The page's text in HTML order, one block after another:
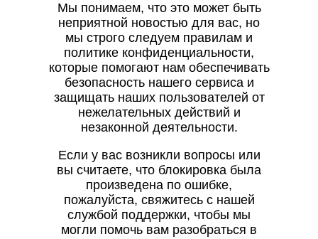
Мы понимаем, что это может быть
неприятной новостью для вас, но
мы строго следуем правилам и
политике конфиденциальности,
которые помогают нам обеспечивать
безопасность нашего сервиса и
защищать наших пользователей от
нежелательных действий и
незаконной деятельности.
Если у вас возникли вопросы или
вы считаете, что блокировка была
произведена по ошибке,
пожалуйста, свяжитесь с нашей
службой поддержки, чтобы мы
могли помочь вам разобраться в